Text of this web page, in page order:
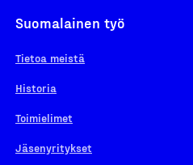
Suomalainen työ
Tietoa meistä
Historia
Toimielimet
Jäsenyritykset